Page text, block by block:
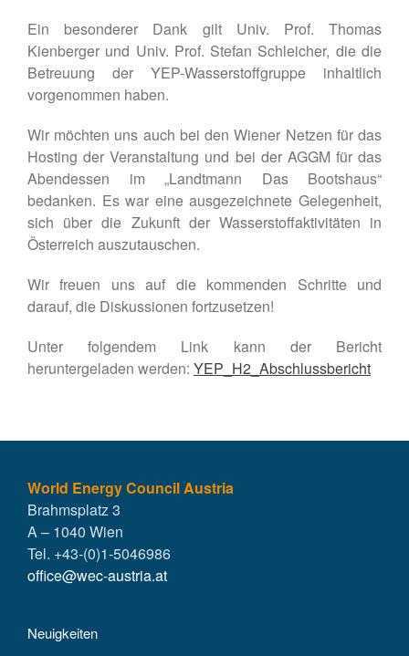
Ein besonderer Dank gilt Univ. Prof. Thomas
Kienberger und Univ. Prof. Stefan Schleicher, die die
Betreuung der YEP-Wasserstoffgruppe inhaltlich
vorgenommen haben.
Wir möchten uns auch bei den Wiener Netzen für das
Hosting der Veranstaltung und bei der AGGM für das
Abendessen im „Landtmann Das Bootshaus“
bedanken. Es war eine ausgezeichnete Gelegenheit,
sich über die Zukunft der Wasserstoffaktivitäten in
Österreich auszutauschen.
Wir freuen uns auf die kommenden Schritte und
darauf, die Diskussionen fortzusetzen!
Unter folgendem Link kann der Bericht
heruntergeladen werden: YEP_H2_Abschlussbericht
World Energy Council Austria
Brahmsplatz 3
A – 1040 Wien
Tel. +43-(0)1-5046986
office@wec-austria.at
Neuigkeiten